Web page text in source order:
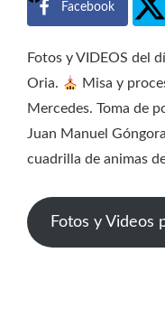
Facebook
Fotos y VIDEOS del
Oria.
Misa y
Mercedes. Toma de
Juan Manuel
cuadrilla de animas
Fotos y Videos